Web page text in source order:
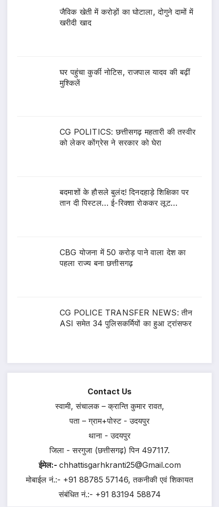
जैविक खेती में करोड़ों का घोटाला, दोगुने दामों में
खरीदी खाद
घर पहुंचा कुर्की नोटिस, राजपाल यादव की बढ़ीं
मुश्किलें
CG POLITICS: छत्तीसगढ़ महतारी की तस्वीर
को लेकर कोंग्रेस ने सरकार को घेरा
बदमाशों के हौसले बुलंद! दिनदहाड़े शिक्षिका पर
तान दी पिस्टल… ई-रिक्शा रोककर लूट…
CBG योजना में 50 करोड़ पाने वाला देश का
पहला राज्य बना छत्तीसगढ़
CG POLICE TRANSFER NEWS: तीन
ASI समेत 34 पुलिसकर्मियों का हुआ ट्रांसफर
Contact Us
स्वामी, संचालक – क्रान्ति कुमार रावत,
पता – ग्राम+पोस्ट - उदयपुर
थाना - उदयपुर
जिला - सरगुजा (छत्तीसगढ़) पिन 497117.
ईमेल:- chhattisgarhkranti25@Gmail.com
मोबाईल नं.:- +91 88785 57146, तकनीकी एवं शिकायत
संबंधित नं.:- +91 83194 58874